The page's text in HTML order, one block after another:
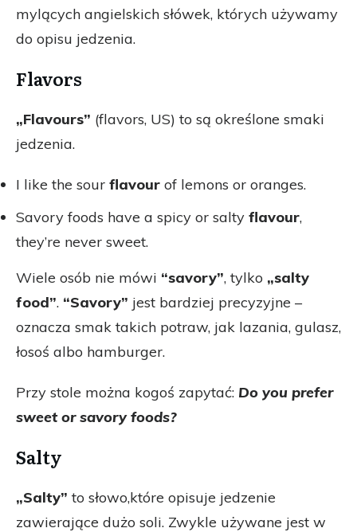
mylących angielskich słówek, których używamy
do opisu jedzenia.
Flavors
„Flavours” (flavors, US) to są określone smaki
jedzenia.
I like the sour flavour of lemons or oranges.
Savory foods have a spicy or salty flavour,
they’re never sweet.
Wiele osób nie mówi “savory”, tylko „salty
food”. “Savory” jest bardziej precyzyjne –
oznacza smak takich potraw, jak lazania, gulasz,
łosoś albo hamburger.
Przy stole można kogoś zapytać: Do you prefer
sweet or savory foods?
Salty
„Salty” to słowo,które opisuje jedzenie
zawierające dużo soli. Zwykle używane jest w